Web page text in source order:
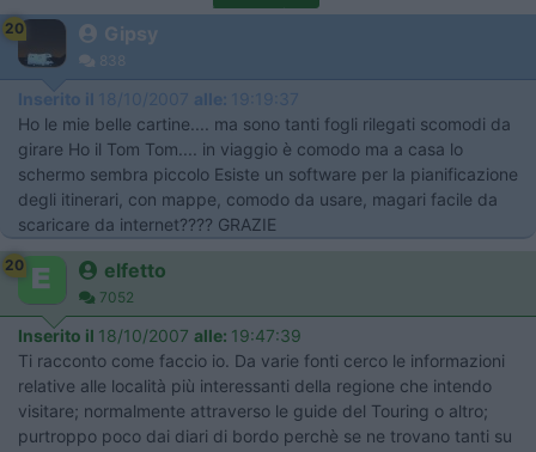
20 Gipsy
838
Inserito il 18/10/2007 alle: 19:19:37
Ho le mie belle cartine.... ma sono tanti fogli rilegati scomodi da
girare Ho il Tom Tom.... in viaggio è comodo ma a casa lo
schermo sembra piccolo Esiste un software per la pianificazione
degli itinerari, con mappe, comodo da usare, magari facile da
scaricare da internet???? GRAZIE
20 elfetto
7052
Inserito il 18/10/2007 alle: 19:47:39
Ti racconto come faccio io. Da varie fonti cerco le informazioni
relative alle località più interessanti della regione che intendo
visitare; normalmente attraverso le guide del Touring o altro;
purtroppo poco dai diari di bordo perchè se ne trovano tanti su